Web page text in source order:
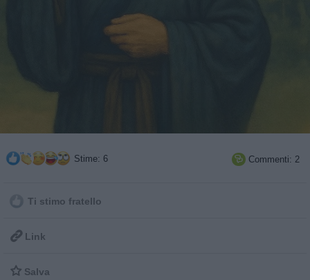
Stime: 6  Commenti: 2
Ti stimo fratello
 Link
 Salva